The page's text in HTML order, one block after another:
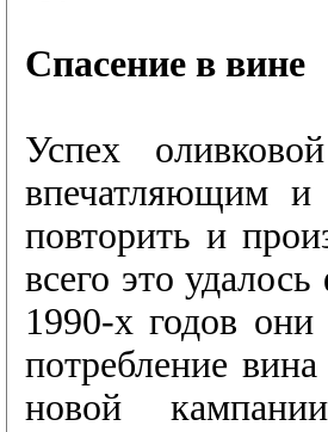
Спасение в вине
Успех
впечатляющим и
повторить и
всего это
1990-х годов
потребление
новой